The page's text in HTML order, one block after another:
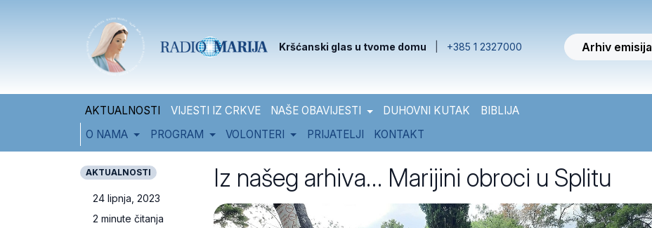
Kršćanski glas u tvome domu +385 1 2327000 Arhiv emisija
AKTUALNOSTI VIJESTI IZ CRKVE NAŠE OBAVIJESTI DUHOVNI KUTAK
BIBLIJA
O NAMA
PROGRAM VOLONTERI PRIJATELJI KONTAKT
AKTUALNOSTI
24 lipnja, 2023
2 minute čitanja
Iz našeg arhiva… Marijini obroci u Splitu